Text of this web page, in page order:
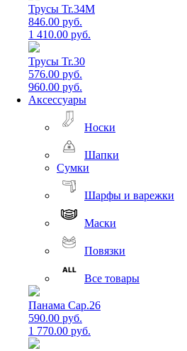
Трусы Tr.34M
846.00 руб.
1 410.00 руб.
Трусы Tr.30
576.00 руб.
960.00 руб.
Аксессуары
Носки
Шапки
Сумки
Шарфы и варежки
Маски
Повязки
Все товары
Панама Cap.26
590.00 руб.
1 770.00 руб.